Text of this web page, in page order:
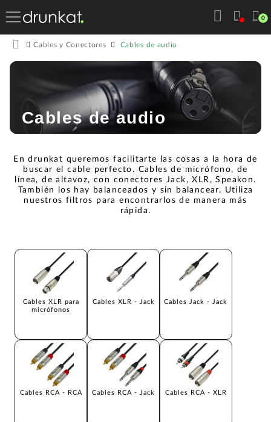
0
Cables y Conectores Cables de audio
Cables de audio
En drunkat queremos facilitarte las cosas a la hora de
buscar el cable perfecto. Cables de micrófono, de
línea, de altavoz, con conectores Jack, XLR, Speakon.
También los hay balanceados y sin balancear. Utiliza
nuestros filtros para encontrarlos de manera más
rápida.
Cables XLR para
micrófonos
Cables XLR - Jack Cables Jack - Jack
Cables RCA - RCA Cables RCA - Jack Cables RCA - XLR